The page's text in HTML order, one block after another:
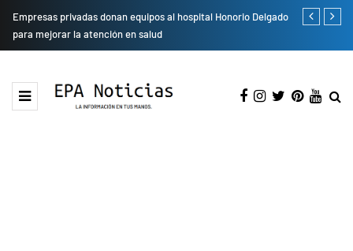
Empresas privadas donan equipos al hospital Honorio Delgado
para mejorar la atención en salud
Cambio de